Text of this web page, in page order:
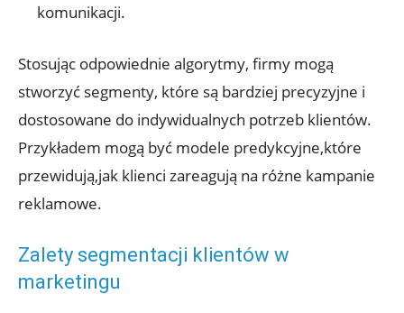
komunikacji.
Stosując ‍odpowiednie algorytmy, firmy mogą
stworzyć segmenty, które są bardziej precyzyjne i
dostosowane⁢ do indywidualnych⁢ potrzeb klientów.
Przykładem mogą być⁢ modele​ predykcyjne,które
⁣przewidują,jak klienci zareagują ‌na różne kampanie
reklamowe.
Zalety segmentacji klientów w
‌marketingu